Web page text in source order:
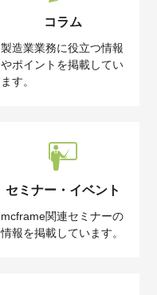
コラム
製造業業務に役立つ情報
やポイントを掲載してい
ます。
セミナー・イベント
mcframe関連セミナーの
情報を掲載しています。